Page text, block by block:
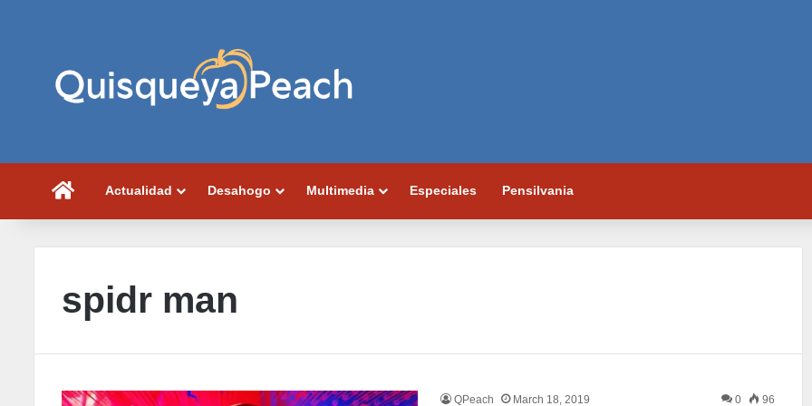
PortadaActualidad Desahogo Multimedia Especiales Pensilvania
spidr man
QPeach March 18, 2019 0 96